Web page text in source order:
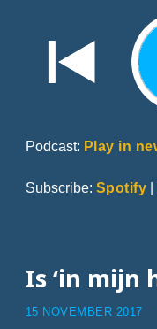
Podcast: Play in
Subscribe: Spotify |
Is ‘in mijn
15 NOVEMBER 2017